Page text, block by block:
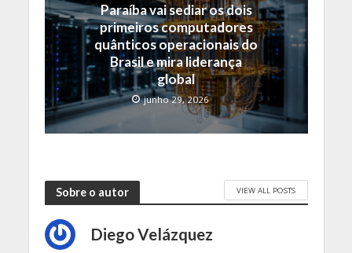
Paraíba vai sediar os dois
primeiros computadores
quânticos operacionais do
Brasil e mira liderança
global
junho 29, 2026
Sobre o autor VIEW ALL POSTS
Diego Velázquez